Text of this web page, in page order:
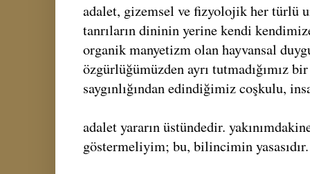
adalet, gizemsel ve fizyolojik her türlü
tanrıların dininin yerine kendi
organik manyetizm olan hayvansal
özgürlüğümüzden ayrı tutmadığımız
saygınlığından edindiğimiz coşkulu,
adalet yararın üstündedir.
göstermeliyim; bu, bilincimin yasasıdır.